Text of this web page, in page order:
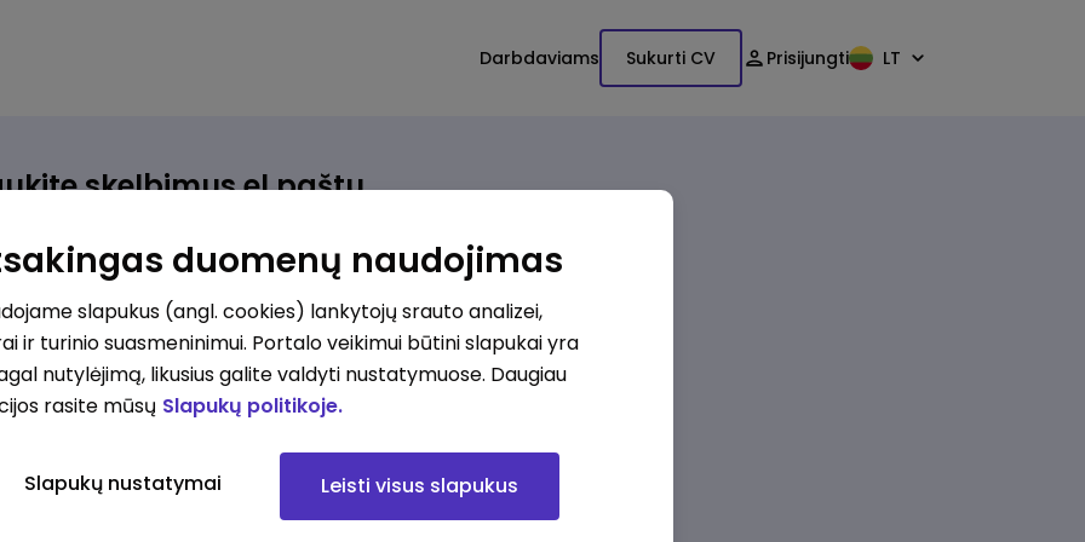
Darbdaviams Sukurti CV Prisijungti LT
skelbimus el.paštu
atsiras, iš karto gausite jį el. paštu.
ieškote darbo?*
Pridėti naują
Kokios srities darbo pasiūlymai jus domina?
Pridėti naują
duomenų naudojimas
slapukus (angl. cookies) lankytojų srauto analizei,
ir turinio suasmeninimui. Portalo veikimui būtini slapukai yra
nutylėjimą, likusius galite valdyti nustatymuose. Daugiau
rasite mūsų Slapukų politikoje.
Slapukų nustatymai Leisti visus slapukus